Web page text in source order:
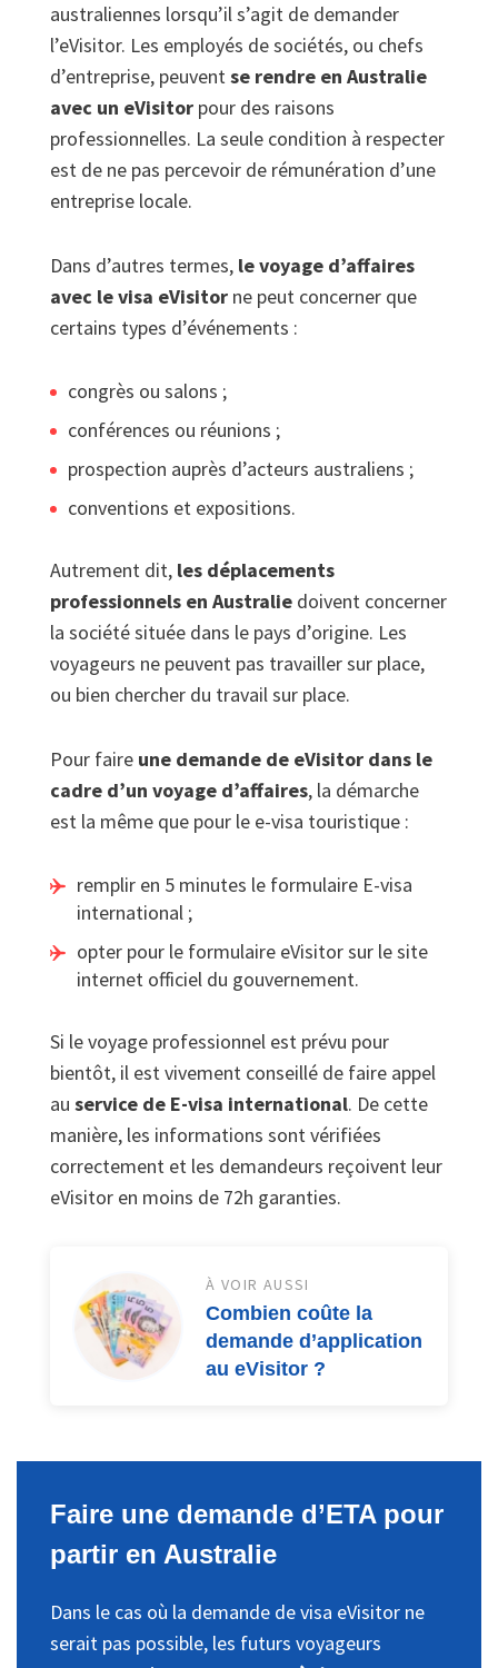
australiennes lorsqu’il s’agit de demander
l’eVisitor. Les employés de sociétés, ou chefs
d’entreprise, peuventse rendre en Australie
avec un eVisitor pour des raisons
professionnelles. La seule condition à respecter
est de ne pas percevoir de rémunération d’une
entreprise locale.
Dans d’autres termes, le voyage d’affaires
avec le visa eVisitor ne peut concerner que
certains types d’événements :
congrès ou salons ;
conférences ou réunions ;
prospection auprès d’acteurs australiens ;
conventions et expositions.
Autrement dit, les déplacements
professionnels en Australie doivent concerner
la société située dans le pays d’origine. Les
voyageurs ne peuvent pas travailler sur place,
ou bien chercher du travail sur place.
Pour faire une demande de eVisitor dans le
cadre d’un voyage d’affaires, la démarche
est la même que pour le e-visa touristique :
remplir en 5 minutes le formulaire E-visa
international ;
opter pour le formulaire eVisitor sur le site
internet officiel du gouvernement.
Si le voyage professionnel est prévu pour
bientôt, il est vivement conseillé de faire appel
au service de E-visa international. De cette
manière, les informations sont vérifiées
correctement et les demandeurs reçoivent leur
eVisitor en moins de 72h garanties.
À VOIR AUSSI
Combien coûte la
demande d’application
au eVisitor ?
Faire une demande d’ETA pour
partir en Australie
Dans le cas où la demande de visa eVisitor ne
serait pas possible, les futurs voyageurs